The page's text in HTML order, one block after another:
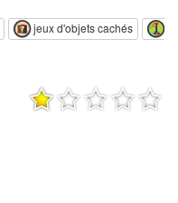
jeux d'objets cachés